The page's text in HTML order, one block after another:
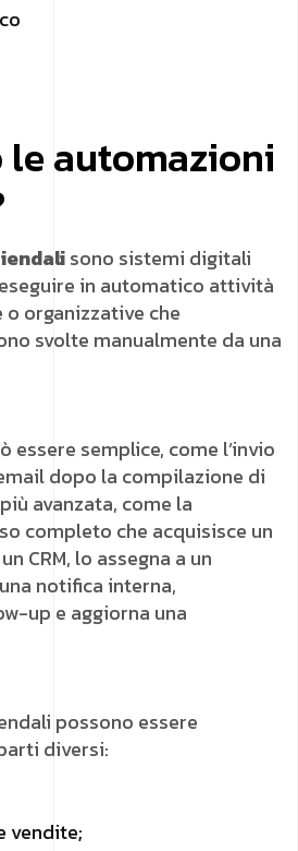
le automazioni
sono sistemi digitali
in automatico attività
organizzative che
svolte manualmente da una
essere semplice, come l’invio
dopo la compilazione di
avanzata, come la
completo che acquisisce un
CRM, lo assegna a un
notifica interna,
up e aggiorna una
possono essere
diversi:
vendite;